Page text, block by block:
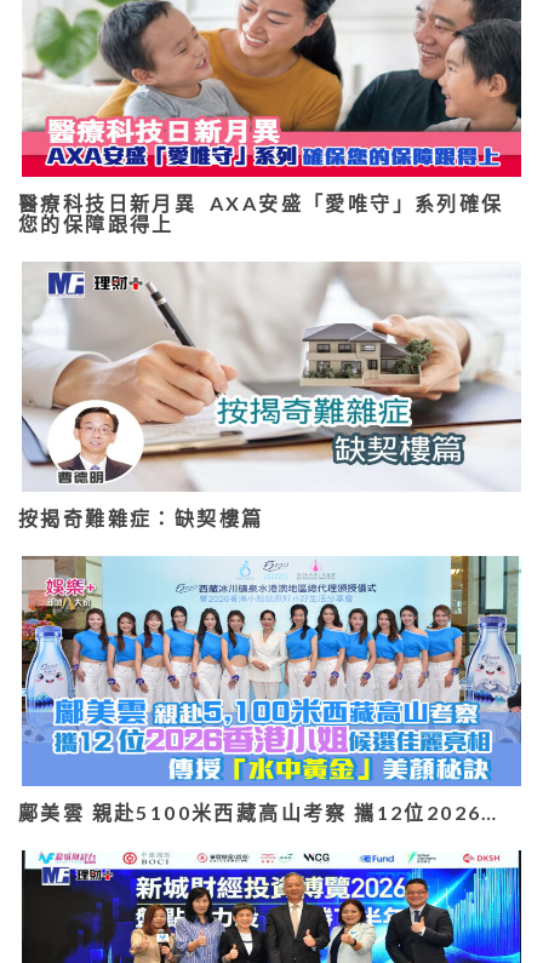
醫療科技日新月異 AXA安盛「愛唯守」系列確保
您的保障跟得上
按揭奇難雜症：缺契樓篇
鄺美雲 親赴5100米西藏高山考察 攜12位2026…